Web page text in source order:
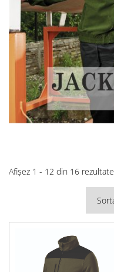
Afișez 1 - 12 din 16 rezultate